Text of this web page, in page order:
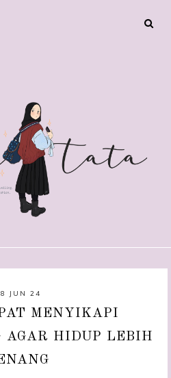
JUN 24
MENYIKAPI
AGAR HIDUP LEBIH